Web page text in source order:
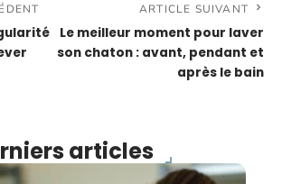
ARTICLE SUIVANT
Le meilleur moment pour laver
son chaton : avant, pendant et
après le bain
articles